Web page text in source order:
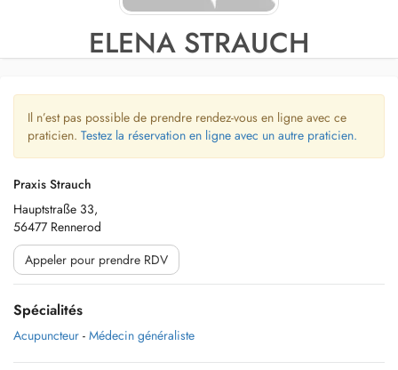
ELENA STRAUCH
Il n’est pas possible de prendre rendez-vous en ligne avec ce
praticien. Testez la réservation en ligne avec un autre praticien.
Praxis Strauch
Hauptstraße 33,
56477 Rennerod
Appeler pour prendre RDV
Spécialités
Acupuncteur - Médecin généraliste